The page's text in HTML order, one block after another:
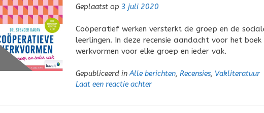
Geplaatst op 3 juli 2020
Coöperatief werken versterkt de groep en de
leerlingen. In deze recensie aandacht voor het
werkvormen voor elke groep en ieder vak.
Gepubliceerd inAlle berichten, Recensies, Vakliteratuur
Laat een reactie achter